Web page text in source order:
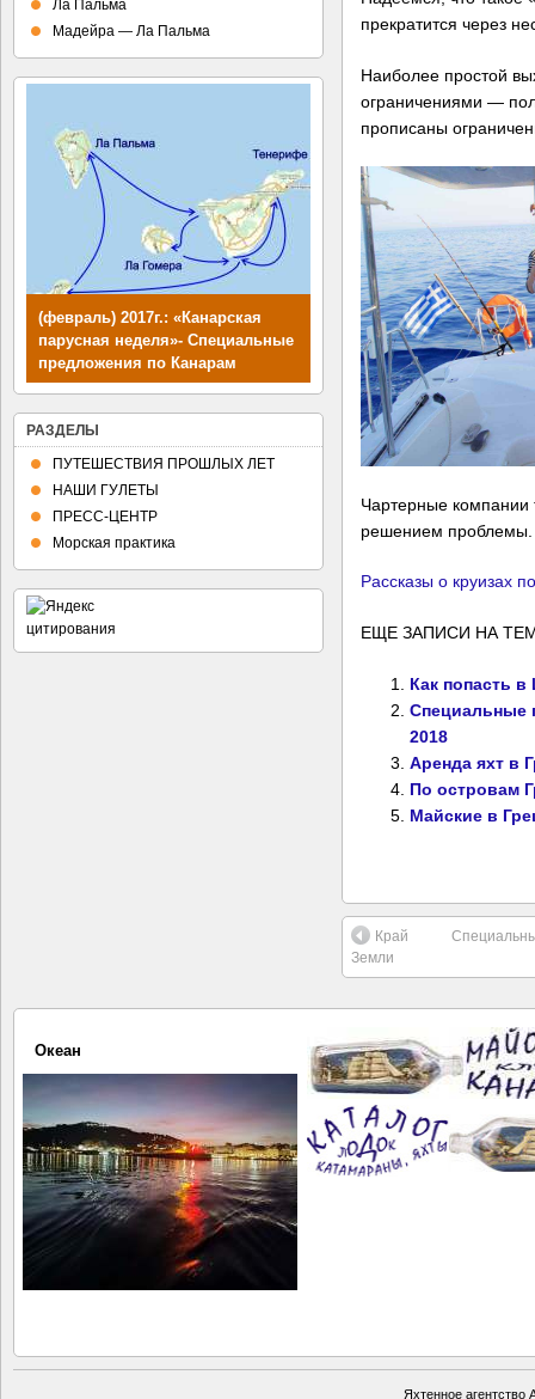
прекратится через
Наиболее простой
ограничениями —
прописаны
Чартерные компании
решением проблемы.
Рассказы о круизах
ЕЩЕ ЗАПИСИ НА
Как попасть в
Специальные
2018
Аренда яхт в
По островам
Майские в
Край
Земли
Ла Пальма
Мадейра — Ла Пальма
(февраль) 2017г.: «Канарская
парусная неделя»- Специальные
предложения по Канарам
РАЗДЕЛЫ
ПУТЕШЕСТВИЯ ПРОШЛЫХ ЛЕТ
НАШИ ГУЛЕТЫ
ПРЕСС-ЦЕНТР
Морская практика
Океан
Яхтенное